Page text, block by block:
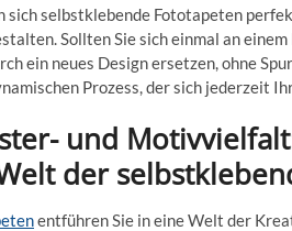
selbstklebende Fototapeten
Sollten Sie sich einmal an
ein neues Design ersetzen, ohne
Prozess, der sich jederzeit
und
der
entführen Sie in eine Welt der